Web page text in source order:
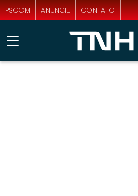
PSCOM ANUNCIE CONTATO